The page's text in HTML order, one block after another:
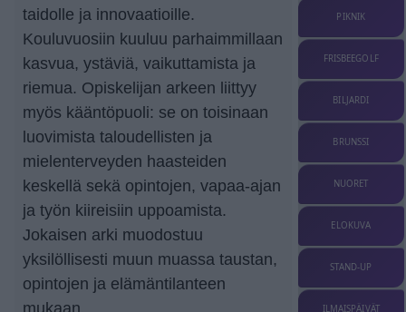
taidolle ja innovaatioille.
Kouluvuosiin kuuluu parhaimmillaan
kasvua, ystäviä, vaikuttamista ja
riemua. Opiskelijan arkeen liittyy
myös kääntöpuoli: se on toisinaan
luovimista taloudellisten ja
mielenterveyden haasteiden
keskellä sekä opintojen, vapaa-ajan
ja työn kiireisiin uppoamista.
Jokaisen arki muodostuu
yksilöllisesti muun muassa taustan,
opintojen ja elämäntilanteen
mukaan.
PIKNIK
FRISBEEGOLF
BILJARDI
BRUNSSI
NUORET
ELOKUVA
STAND-UP
ILMAISPÄIVÄT